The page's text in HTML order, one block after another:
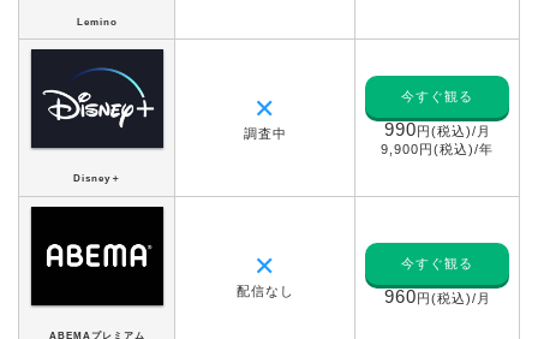
Lemino
Disney＋
✕
調査中
今すぐ観る
990円(税込)/月
9,900円(税込)/年
ABEMAプレミアム
✕
配信なし
今すぐ観る
960円(税込)/月